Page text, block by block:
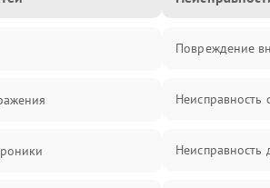
Повреждение
Неисправность
Неисправность